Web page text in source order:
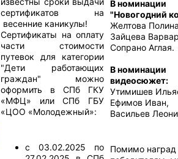
сертификатов на
весенние каникулы!
Сертификаты на оплату
части стоимости
путевок для категории
"Дети работающих
граждан" можно
оформить в СПб ГКУ
«МФЦ» или СПб ГБУ
«ЦОО «Молодежный»:
с 03.02.2025 по
В номинации
"Новогодний
Желтова
Зайцева
Сопрано Аглая.
В номинации
видеосюжет:
Утимишев
Ефимов Иван,
Васильев
Помимо наград